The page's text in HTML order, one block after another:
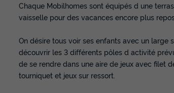
Chaque Mobilhomes sont équipés d une
vaisselle pour des vacances encore plus
On désire tous voir ses enfants avec un large
découvrir les 3 différents pôles d activité
de se rendre dans une aire de jeux avec filet
tourniquet et jeux sur ressort.